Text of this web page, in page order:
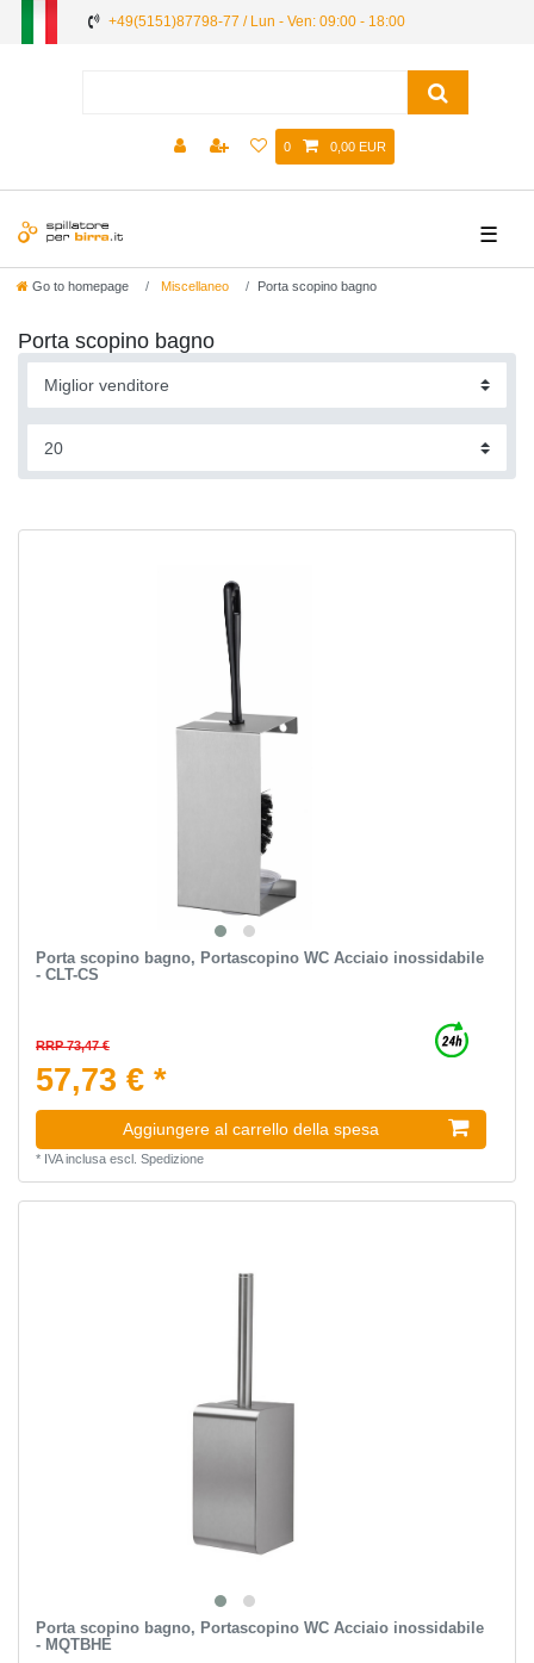
+49(5151)87798-77 / Lun - Ven: 09:00 - 18:00
0 0,00 EUR
☰
Go to homepage Miscellaneo Porta scopino bagno
Porta scopino bagno
Porta scopino bagno, Portascopino WC Acciaio inossidabile
- CLT-CS
RRP 73,47 €
57,73 € *
Aggiungere al carrello della spesa
* IVA inclusaescl. Spedizione
Porta scopino bagno, Portascopino WC Acciaio inossidabile
- MQTBHE